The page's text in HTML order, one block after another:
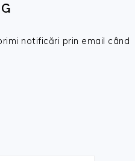
notificări prin email când